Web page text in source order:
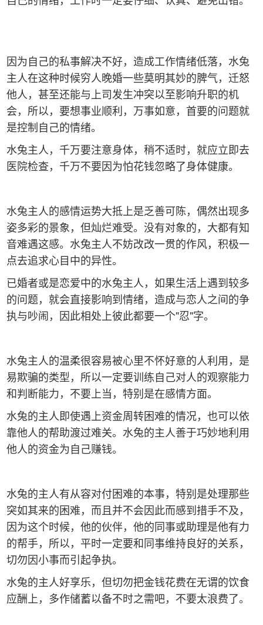
因为自己的私事解决不好，造成工作情绪低落，水兔
主人在这种时候穷人晚婚一些莫明其妙的脾气，迁怒
他人，甚至还能与上司发生冲突以至影响升职的机
会，所以，要想事业顺利，万事如意，首要的问题就
是控制自己的情绪。
水兔主人，千万要注意身体，稍不适时，就应立即去
医院检查，千万不要因为怕花钱忽略了身体健康。
水兔主人的感情运势大抵上是乏善可陈，偶然出现多
姿多彩的景象，但灿烂难受。没有对象的，大都有知
音难遇这感。水兔主人不妨改改一贯的作风，积极一
点去追求心目中的异性。
已婚者或是恋爱中的水兔主人，如果生活上遇到较多
的问题，就会直接影响到情绪，造成与恋人之间的争
执与吵闹，因此相处上彼此都要一个"忍"字。
水兔主人的温柔很容易被心里不怀好意的人利用，是
易欺骗的类型，所以一定要训练自己对人的观察能力
和判断能力，不要上当，特别是在感情方面。
水兔的主人即使遇上资金周转困难的情况，也可以依
靠他人的帮助渡过难关。水兔的主人善于巧妙地利用
他人的资金为自己赚钱。
水兔的主人有从容对付困难的本事，特别是处理那些
突如其来的困难，而且并不会因此而感到措手不及，
因为这个时候，他的伙伴，他的同事或助理是他有力
的帮手，所以，平时一定要和同事维持良好的关系，
切勿因小事而引起争执。
水兔的主人好享乐，但切勿把金钱花费在无谓的饮食
应酬上，多作储蓄以备不时之需吧，不要太浪费了。